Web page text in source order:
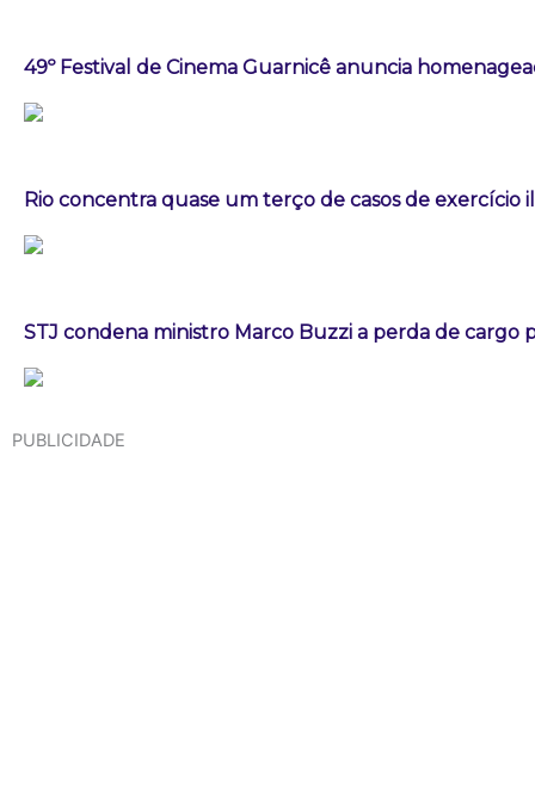
49º Festival de Cinema Guarnicê anuncia
Rio concentra quase um terço de casos de exercício
STJ condena ministro Marco Buzzi a perda de cargo
PUBLICIDADE